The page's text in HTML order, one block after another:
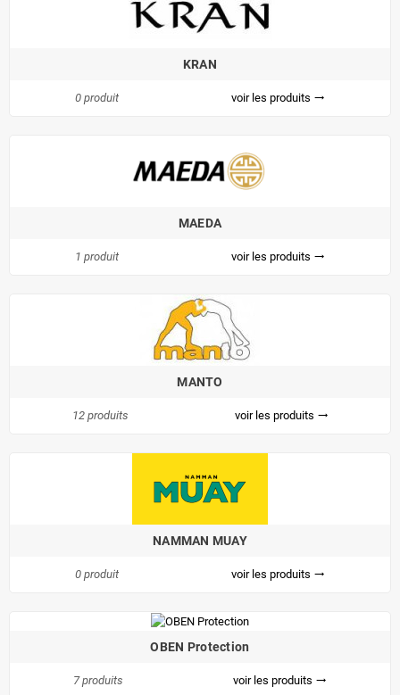
KRAN
0 produit voir les produits trending_flat
MAEDA
1 produit voir les produits trending_flat
MANTO
12 produits voir les produits trending_flat
NAMMAN MUAY
0 produit voir les produits trending_flat
OBEN Protection
7 produits voir les produits trending_flat